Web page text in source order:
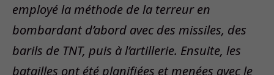
employé la méthode de la terreur en
bombardant d’abord avec des missiles, des
barils de TNT, puis à l’artillerie. Ensuite, les
batailles ont été planifiées et menées avec le